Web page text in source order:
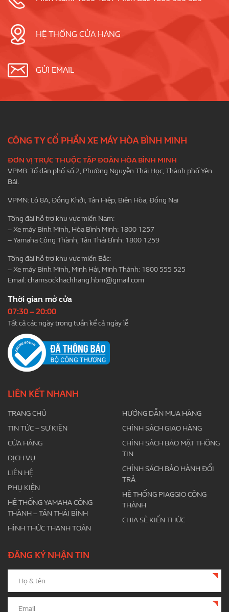
HỆ THỐNG CỬA HÀNG
GỬI EMAIL
CÔNG TY CỔ PHẦN XE MÁY HÒA BÌNH MINH
ĐƠN VỊ TRỰC THUỘC TẬP ĐOÀN HÒA BÌNH MINH
VPMB: Tổ dân phố số 2, Phường Nguyễn Thái Học, Thành phố Yên
Bái.
VPMN: Lô 8A, Đồng Khởi, Tân Hiệp, Biên Hòa, Đồng Nai
Tổng đài hỗ trợ khu vực miền Nam:
– Xe máy Bình Minh, Hòa Bình Minh: 1800 1257
– Yamaha Công Thành, Tân Thái Bình: 1800 1259
Tổng đài hỗ trợ khu vực miền Bắc:
– Xe máy Bình Minh, Minh Hải, Minh Thành: 1800 555 525
Email:chamsockhachhang.hbm@gmail.com
Thời gian mở cửa
07:30 – 20:00
Tất cả các ngày trong tuần kể cả ngày lễ
LIÊN KẾT NHANH
TRANG CHỦ
TIN TỨC – SỰ KIỆN
CỬA HÀNG
DỊCH VỤ
LIÊN HỆ
PHỤ KIỆN
HỆ THỐNG YAMAHA CÔNG
THÀNH – TÂN THÁI BÌNH
HÌNH THỨC THANH TOÁN
HƯỚNG DẪN MUA HÀNG
CHÍNH SÁCH GIAO HÀNG
CHÍNH SÁCH BẢO MẬT THÔNG
TIN
CHÍNH SÁCH BẢO HÀNH ĐỔI
TRẢ
HỆ THỐNG PIAGGIO CÔNG
THÀNH
CHIA SẺ KIẾN THỨC
ĐĂNG KÝ NHẬN TIN